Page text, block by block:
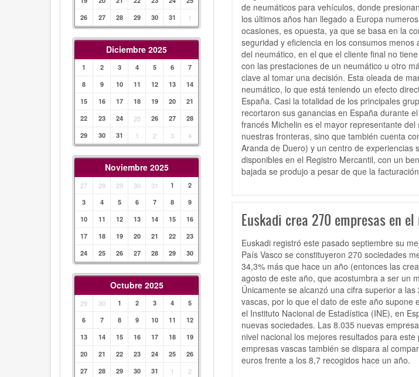
26
27 28 29 30 31 1
Diciembre 2025
1 2 3 4 5 6
7
8
9 10 11 12 13
14
15
16 17 18 19 20
21
22
23 24 25 26 27
28
29
30 31 1 2 3 4
Noviembre 2025
27 29 29 30 31 1
2
3
4 5 6 7 8
9
10
11 12 13 14 15
16
17
18 19 20 21 22
23
24
25 26 27 28 29 30
Octubre 2025
29 30 1 2 3 4
5
6
7 8 9 10 11
12
13
14 15 16 17 18
19
20
21 22 23 24 25
26
27
28 29 30 31 1 2
de neumáticos para vehículos, donde
los últimos años han llegado a Europa
ocasiones, es opuesta, ya que se basa en la
seguridad y eficiencia en los consumos
del neumático, en el que el cliente final no
con las prestaciones de un neumático u otro
clave al tomar una decisión. Esta oleada de
neumático, lo que está teniendo un efecto
España. Casi la totalidad de los principales
recortaron sus ganancias en España durante
francés Michelin es el mayor representante
nuestras fronteras, sino que también cuenta
Aranda de Duero) y un centro de
disponibles en el Registro Mercantil, con un
bajada se produjo a pesar de que la
Euskadi crea 270 empresas en
Euskadi registró este pasado septiembre su
País Vasco se constituyeron 270 sociedades
34,3% más que hace un año (entonces las
agosto de este año, que acostumbra a ser un
Únicamente se alcanzó una cifra superior a
vascas, por lo que el dato de este año supone
el Instituto Nacional de Estadística (INE), en
nuevas sociedades. Las 8.035 nuevas
nivel nacional los mejores resultados para
empresas vascas también se dispara al
euros frente a los 8,7 recogidos hace un año.